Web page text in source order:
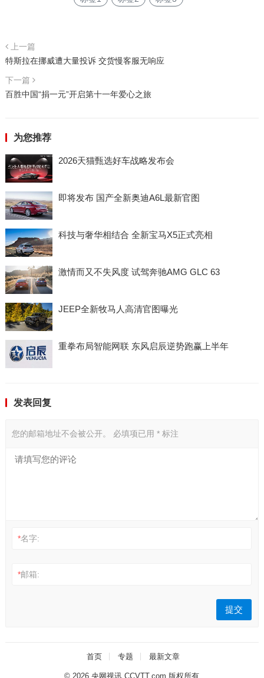
上一篇
特斯拉在挪威遭大量投诉 交货慢客服无响应
下一篇
百胜中国“捐一元”开启第十一年爱心之旅
为您推荐
2026天猫甄选好车战略发布会
即将发布 国产全新奥迪A6L最新官图
科技与奢华相结合 全新宝马X5正式亮相
激情而又不失风度 试驾奔驰AMG GLC 63
JEEP全新牧马人高清官图曝光
重拳布局智能网联 东风启辰逆势跑赢上半年
发表回复
您的邮箱地址不会被公开。 必填项已用 *标注
*名字:
*邮箱:
首页 专题 最新文章
© 2026央网视讯 CCVTT.com 版权所有